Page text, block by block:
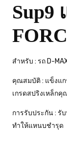
Sup9
สำหรับ : รถ D-
คุณสมบัติ : แข็งแ
เกรดสปริงเหล็กคุ
การรับประกัน : รั
ทำให้แหนบชำรุด